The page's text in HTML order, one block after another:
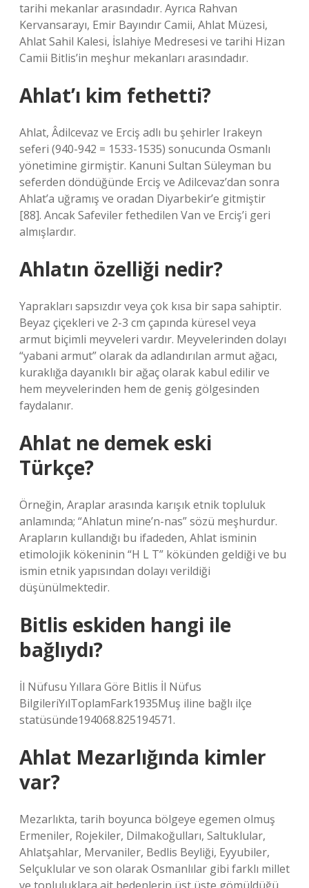
tarihi mekanlar arasındadır. Ayrıca Rahvan
Kervansarayı, Emir Bayındır Camii, Ahlat Müzesi,
Ahlat Sahil Kalesi, İslahiye Medresesi ve tarihi Hizan
Camii Bitlis’in meşhur mekanları arasındadır.
Ahlat’ı kim fethetti?
Ahlat, Âdilcevaz ve Erciş adlı bu şehirler Irakeyn
seferi (940-942 = 1533-1535) sonucunda Osmanlı
yönetimine girmiştir. Kanuni Sultan Süleyman bu
seferden döndüğünde Erciş ve Adilcevaz’dan sonra
Ahlat’a uğramış ve oradan Diyarbekir’e gitmiştir
[88]. Ancak Safeviler fethedilen Van ve Erciş’i geri
almışlardır.
Ahlatın özelliği nedir?
Yaprakları sapsızdır veya çok kısa bir sapa sahiptir.
Beyaz çiçekleri ve 2-3 cm çapında küresel veya
armut biçimli meyveleri vardır. Meyvelerinden dolayı
“yabani armut” olarak da adlandırılan armut ağacı,
kuraklığa dayanıklı bir ağaç olarak kabul edilir ve
hem meyvelerinden hem de geniş gölgesinden
faydalanır.
Ahlat ne demek eski
Türkçe?
Örneğin, Araplar arasında karışık etnik topluluk
anlamında; “Ahlatun mine’n-nas” sözü meşhurdur.
Arapların kullandığı bu ifadeden, Ahlat isminin
etimolojik kökeninin “H L T” kökünden geldiği ve bu
ismin etnik yapısından dolayı verildiği
düşünülmektedir.
Bitlis eskiden hangi ile
bağlıydı?
İl Nüfusu Yıllara Göre Bitlis İl Nüfus
BilgileriYılToplamFark1935Muş iline bağlı ilçe
statüsünde194068.825194571.
Ahlat Mezarlığında kimler
var?
Mezarlıkta, tarih boyunca bölgeye egemen olmuş
Ermeniler, Rojekiler, Dilmakoğulları, Saltuklular,
Ahlatşahlar, Mervaniler, Bedlis Beyliği, Eyyubiler,
Selçuklular ve son olarak Osmanlılar gibi farklı millet